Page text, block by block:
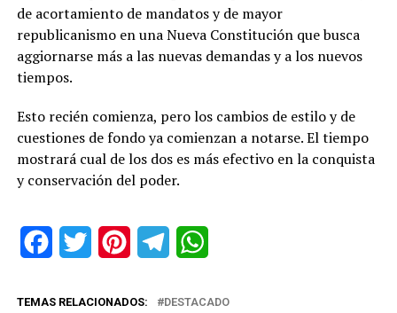
de acortamiento de mandatos y de mayor
republicanismo en una Nueva Constitución que busca
aggiornarse más a las nuevas demandas y a los nuevos
tiempos.
Esto recién comienza, pero los cambios de estilo y de
cuestiones de fondo ya comienzan a notarse. El tiempo
mostrará cual de los dos es más efectivo en la conquista
y conservación del poder.
FacebookTwitter PinterestTelegram
TEMAS RELACIONADOS: DESTACADO